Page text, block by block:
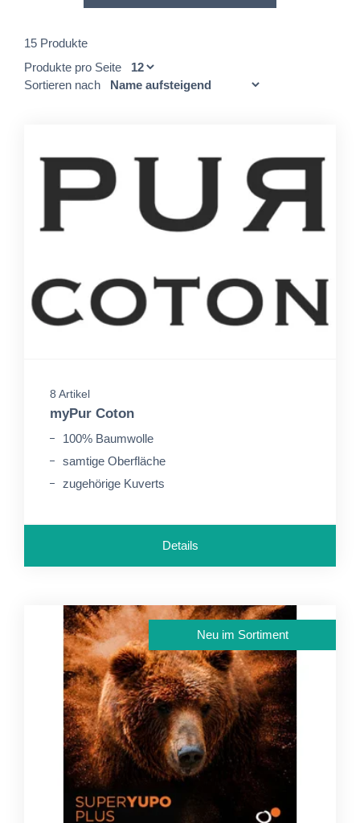
15 Produkte
Produkte pro Seite
Sortieren nach
8 Artikel
myPur Coton
100% Baumwolle
samtige Oberfläche
zugehörige Kuverts
Details
Neu im Sortiment